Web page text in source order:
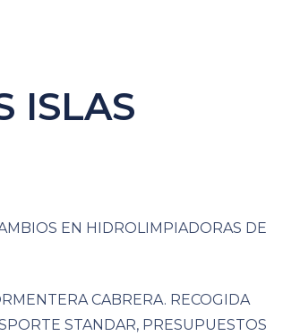
ISLAS
EN HIDROLIMPIADORAS DE
CABRERA. RECOGIDA
STANDAR, PRESUPUESTOS